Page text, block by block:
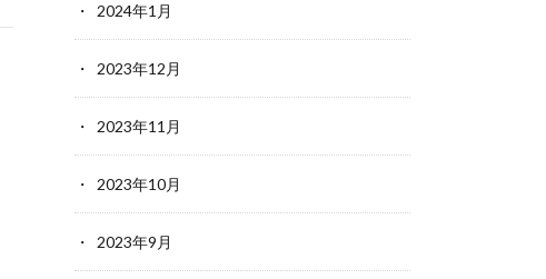
2024年1月
2023年12月
2023年11月
2023年10月
2023年9月